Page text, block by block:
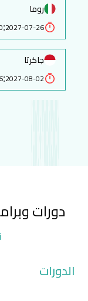
روما
2027-07-26
:
جاكرتا
2027-08-02
:
دورات
الدورات